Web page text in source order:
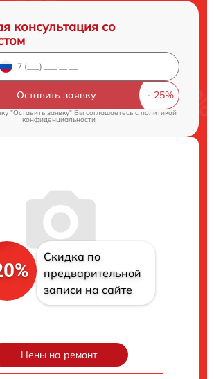
консультация со
Оставить заявку
"Оставить заявку" Вы соглашаетесь cполитикой
конфиденциальности
Скидка по
предварительной
записи на сайте
Цены на ремонт